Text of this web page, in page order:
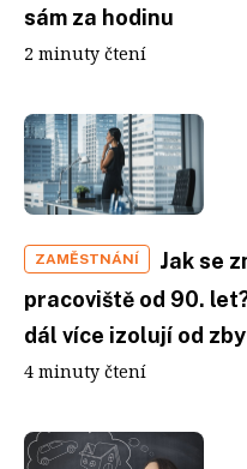
sám za hodinu
2 minuty čtení
ZAMĚSTNÁNÍ
Jak se
pracoviště od 90.
dál více izolují od
4 minuty čtení